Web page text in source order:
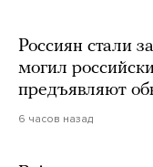
Россиян стали
могил
предъявляют
6 часов назад